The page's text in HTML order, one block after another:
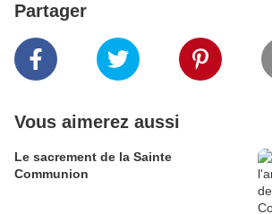
Partager
Vous aimerez aussi
Le sacrement de la Sainte
Communion